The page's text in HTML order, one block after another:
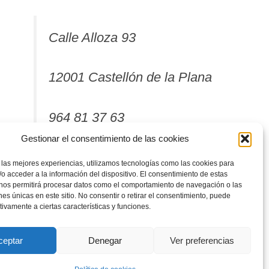
Gestionar el consentimiento de las cookies
mejores experiencias, utilizamos tecnologías como las cookies para
acceder a la información del dispositivo. El consentimiento de estas
permitirá procesar datos como el comportamiento de navegación o las
únicas en este sitio. No consentir o retirar el consentimiento, puede
a ciertas características y funciones.
Denegar Ver preferencias
Calle Alloza 93
12001 Castellón de la Plana
964 81 37 63